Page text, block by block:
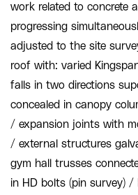
work related to concrete
progressing
adjusted to the site
roof with: varied
falls in two directions
concealed in canopy
/ expansion joints with
/ external structures
gym hall trusses
in HD bolts (pin survey)